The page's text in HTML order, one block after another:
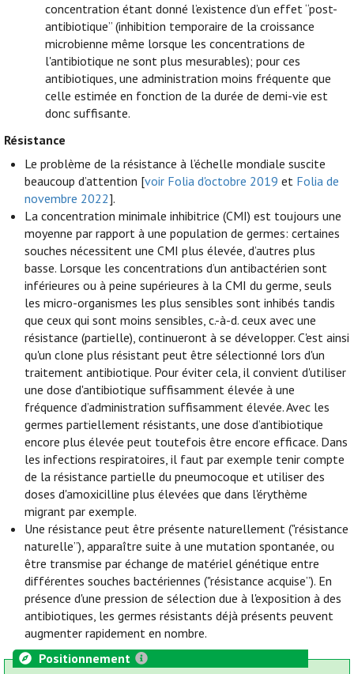
concentration étant donné l’existence d’un effet “post-
antibiotique” (inhibition temporaire de la croissance
microbienne même lorsque les concentrations de
l'antibiotique ne sont plus mesurables); pour ces
antibiotiques, une administration moins fréquente que
celle estimée en fonction de la durée de demi-vie est
donc suffisante.
Résistance
Le problème de la résistance à l’échelle mondiale suscite
beaucoup d’attention [voir Folia d'octobre 2019 et Folia de
novembre 2022].
La concentration minimale inhibitrice (CMI) est toujours une
moyenne par rapport à une population de germes: certaines
souches nécessitent une CMI plus élevée, d’autres plus
basse. Lorsque les concentrations d’un antibactérien sont
inférieures ou à peine supérieures à la CMI du germe, seuls
les micro-organismes les plus sensibles sont inhibés tandis
que ceux qui sont moins sensibles, c.-à-d. ceux avec une
résistance (partielle), continueront à se développer. C'est ainsi
qu'un clone plus résistant peut être sélectionné lors d'un
traitement antibiotique. Pour éviter cela, il convient d'utiliser
une dose d'antibiotique suffisamment élevée à une
fréquence d’administration suffisamment élevée. Avec les
germes partiellement résistants, une dose d’antibiotique
encore plus élevée peut toutefois être encore efficace. Dans
les infections respiratoires, il faut par exemple tenir compte
de la résistance partielle du pneumocoque et utiliser des
doses d'amoxicilline plus élevées que dans l'érythème
migrant par exemple.
Une résistance peut être présente naturellement ("résistance
naturelle”), apparaître suite à une mutation spontanée, ou
être transmise par échange de matériel génétique entre
différentes souches bactériennes ("résistance acquise”). En
présence d'une pression de sélection due à l'exposition à des
antibiotiques, les germes résistants déjà présents peuvent
augmenter rapidement en nombre.
Positionnement